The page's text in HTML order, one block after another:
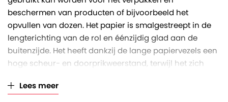
beschermen van producten of bijvoorbeeld het
opvullen van dozen. Het papier is smalgestreept in de
lengterichting van de rol en éénzijdig glad aan de
buitenzijde. Het heeft dankzij de lange papiervezels een
hoge scheur- en doorprikweerstand, terwijl het zich
Deze rol heeft een rolbreedte van 140 centimeter, een
Lees meer